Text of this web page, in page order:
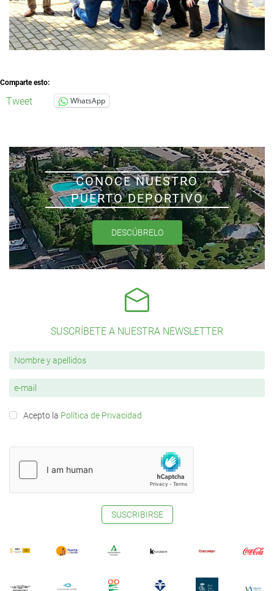
Comparte esto:
Tweet WhatsApp
CONOCE NUESTRO
PUERTO DEPORTIVO
DESCÚBRELO
SUSCRÍBETE A NUESTRA NEWSLETTER
Acepto la Política de Privacidad
SUSCRIBIRSE